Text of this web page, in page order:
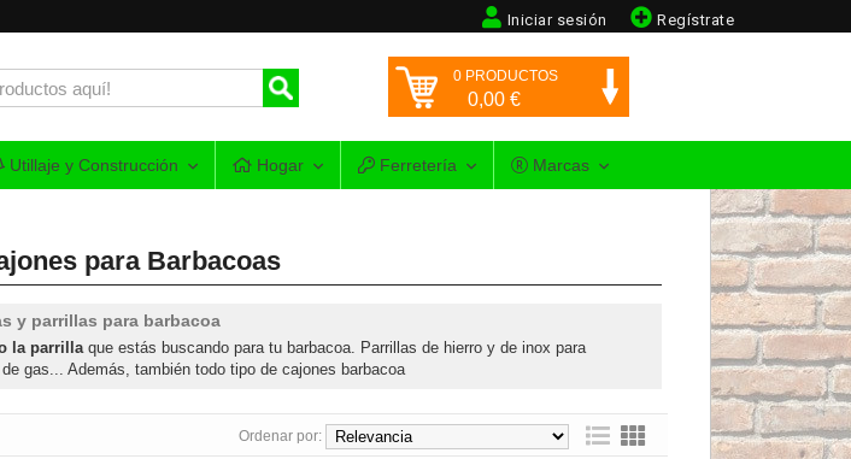
Regístrate
Iniciar sesión
0 PRODUCTOS
0,00 €
Utillaje y Construcción Hogar Ferretería Marcas
para Barbacoas
y parrillas para barbacoa
la parrilla que estás buscando para tu barbacoa. Parrillas de hierro y de inox para
gas... Además, también todo tipo de cajones barbacoa
Ordenar por: